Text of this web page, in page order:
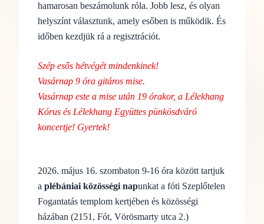
hamarosan beszámolunk róla. Jobb lesz, és olyan
helyszínt választunk, amely esőben is működik. És
időben kezdjük rá a regisztrációt.
Szép esős hétvégét mindenkinek!
Vasárnap 9 óra gitáros mise.
Vasárnap este a mise után 19 órakor, a Lélekhang
Kórus és Lélekhang Együttes pünkösdváró
koncertje! Gyertek!
2026. május 16. szombaton 9-16 óra között tartjuk
a plébániai közösségi napunkat a fóti Szeplőtelen
Fogantatás templom kertjében és közösségi
házában (2151, Fót, Vörösmarty utca 2.)